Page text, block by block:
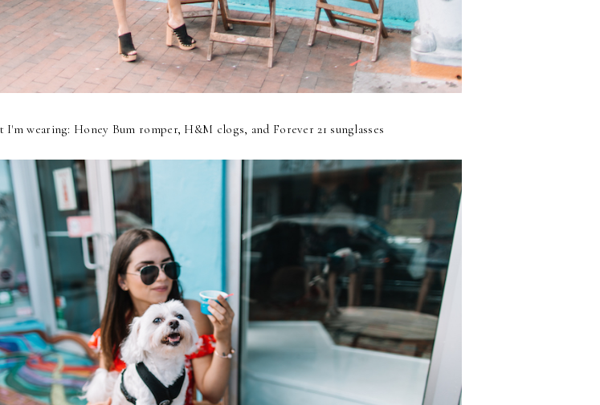
I'm wearing: Honey Bum romper, H&M clogs, and Forever 21 sunglasses